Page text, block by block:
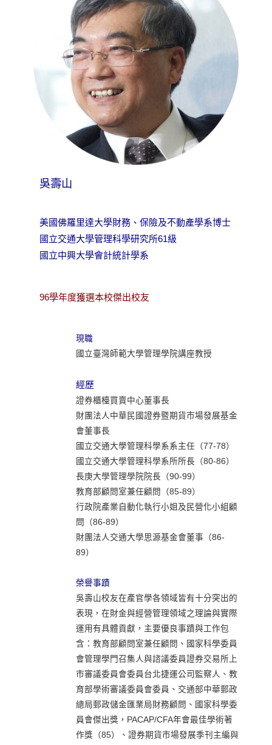
吳壽山
美國佛羅里達大學財務、保險及不動產學系博士
國立交通大學管理科學研究所61級
國立中興大學會計統計學系
96學年度獲選本校傑出校友
現職
國立臺灣師範大學管理學院講座教授
經歷
證券櫃檯買賣中心董事長
財團法人中華民國證券暨期貨市場發展基金
會董事長
國立交通大學管理科學系系主任（77-78）
國立交通大學管理科學系所所長（80-86）
長庚大學管理學院院長（90-99）
教育部顧問室兼任顧問（85-89）
行政院產業自動化執行小姐及民營化小組顧
問（86-89）
財團法人交通大學思源基金會董事（86-
89）
榮譽事蹟
吳壽山校友在產官學各領域皆有十分突出的
表現，在財金與經營管理領域之理論與實際
運用有具體貢獻，主要優良事蹟與工作包
含：教育部顧問室兼任顧問、國家科學委員
會管理學門召集人與諮議委員證券交易所上
市審議委員會委員台北捷運公司監察人、教
育部學術審議委員會委員、交通部中華郵政
總局郵政儲金匯業局財務顧問、國家科學委
員會傑出獎，PACAP/CFA年會最佳學術著
作獎（85）、證券期貨市場發展季刊主編與